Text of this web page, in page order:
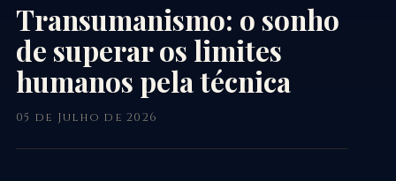
Transumanismo: o sonho
de superar os limites
humanos pela técnica
05 de Julho de 2026